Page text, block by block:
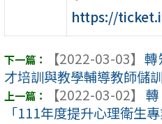
https://
【2022-03-03】
才培訓與教學輔導教師儲
【2022-03-02】
「111年度提升心理衛生